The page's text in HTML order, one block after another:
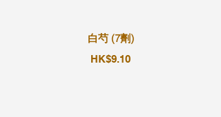
白芍 (7劑)
HK$9.10